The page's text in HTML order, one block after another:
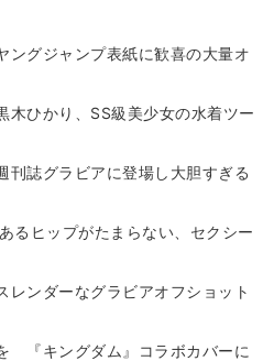
ングジャンプ表紙に歓喜の大量オ
木ひかり、SS級美少女の水着ツー
刊誌グラビアに登場し大胆すぎる
るヒップがたまらない、セクシー
レンダーなグラビアオフショット
『キングダム』コラボカバーに